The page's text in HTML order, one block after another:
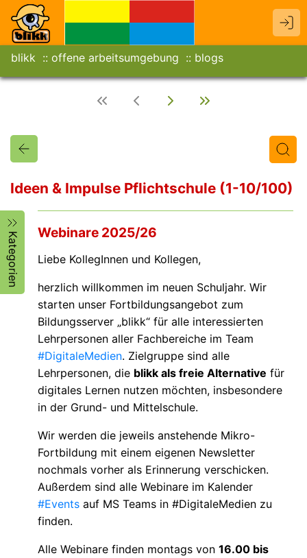
blikk offene arbeitsumgebung blogs
Ideen & Impulse Pflichtschule (1-10/100)
Kategorien Webinare 2025/26
Liebe KollegInnen und Kollegen,
herzlich willkommen im neuen Schuljahr. Wir
starten unser Fortbildungsangebot zum
Bildungsserver „blikk“ für alle interessierten
Lehrpersonen aller Fachbereiche im Team
#DigitaleMedien. Zielgruppe sind alle
Lehrpersonen, die blikk als freie Alternative für
digitales Lernen nutzen möchten, insbesondere
in der Grund- und Mittelschule.
Wir werden die jeweils anstehende Mikro-
Fortbildung mit einem eigenen Newsletter
nochmals vorher als Erinnerung verschicken.
Außerdem sind alle Webinare im Kalender
#Events auf MS Teams in #DigitaleMedien zu
finden.
Alle Webinare finden montags von 16.00 bis